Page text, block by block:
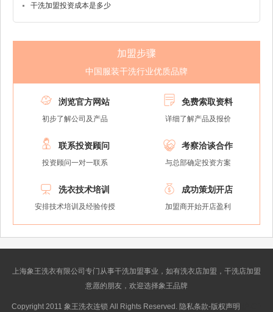
干洗加盟投资成本是多少
加盟步骤
中国服装干洗行业优质品牌
 浏览官方网站
初步了解公司及产品
 免费索取资料
详细了解产品及报价
 联系投资顾问
投资顾问一对一联系
 考察洽谈合作
与总部确定投资方案
 洗衣技术培训
安排技术培训及经验传授
 成功策划开店
加盟商开始开店盈利
上海象王洗衣有限公司专门从事干洗加盟事业，如有洗衣店加盟，干洗店加盟
意愿的朋友，欢迎选择象王品牌
Copyright 2011 象王洗衣连锁 All Rights Reserved. 隐私条款-版权声明